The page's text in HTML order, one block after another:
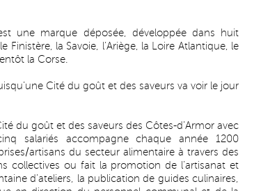
une marque déposée, développée dans huit
la Savoie, l’Ariège, la Loire Atlantique, le
la Corse.
Cité du goût et des saveurs va voir le jour
du goût et des saveurs des Côtes-d’Armor avec
salariés accompagne chaque année 1200
artisans du secteur alimentaire à travers des
collectives ou fait la promotion de l’artisanat et
d’ateliers, la publication de guides culinaires,